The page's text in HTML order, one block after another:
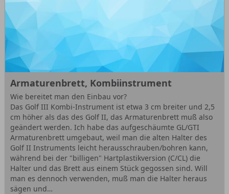
Armaturenbrett, Kombiinstrument
Wie bereitet man den Einbau vor?
Das Golf III Kombi-Instrument ist etwa 3 cm breiter und 2,5
cm höher als das des Golf II, das Armaturenbrett muß also
geändert werden. Ich habe das aufgeschäumte GL/GTI
Armaturenbrett umgebaut, weil man die alten Halter des
Golf II Instruments leicht herausschrauben/bohren kann,
während bei der "billigen" Hartplastikversion (C/CL) die
Halter und das Brett aus einem Stück gegossen sind. Will
man es dennoch verwenden, muß man die Halter heraus
sägen und…